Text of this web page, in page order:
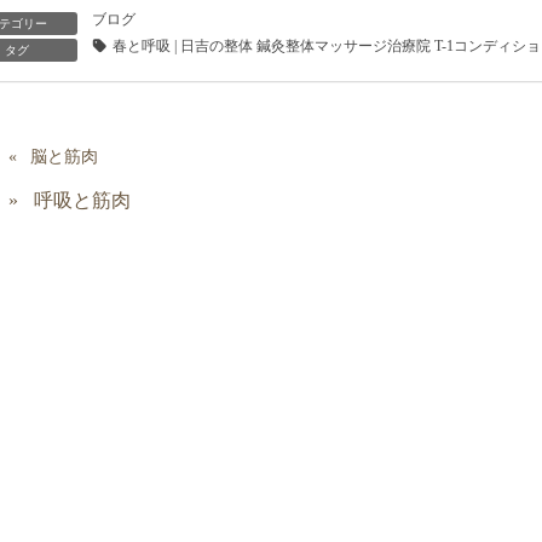
ゴリー ブログ
タグ 春と呼吸 | 日吉の整体 鍼灸整体マッサージ治療院 T-1コンディシ
脳と筋肉
呼吸と筋肉